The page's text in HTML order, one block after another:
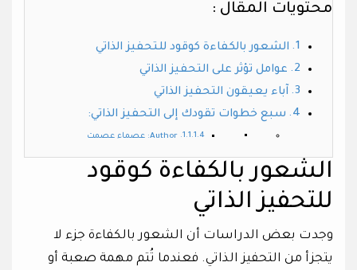
محتويات المقال :
الشعور بالكفاءة كوقود للتحفيز الذاتي
عوامل تؤثر على التحفيز الذاتي
آباء يعيقون التحفيز الذاتي
سبع خطوات تقودك إلى التحفيز الذاتي:
Author: عصماء عصمت
الشعور بالكفاءة كوقود
للتحفيز الذاتي
وجدت بعض الدراسات أن الشعور بالكفاءة جزء لا
يتجزأ من التحفيز الذاتي. فعندما تُتم مهمة صعبة أو